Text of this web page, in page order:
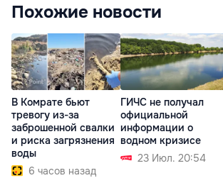
Похожие новости
В Комрате бьют
тревогу из-за
заброшенной свалки
и риска загрязнения
воды
6 часов назад
ГИЧС не получал
официальной
информации о
водном кризисе
23 Июл. 20:54